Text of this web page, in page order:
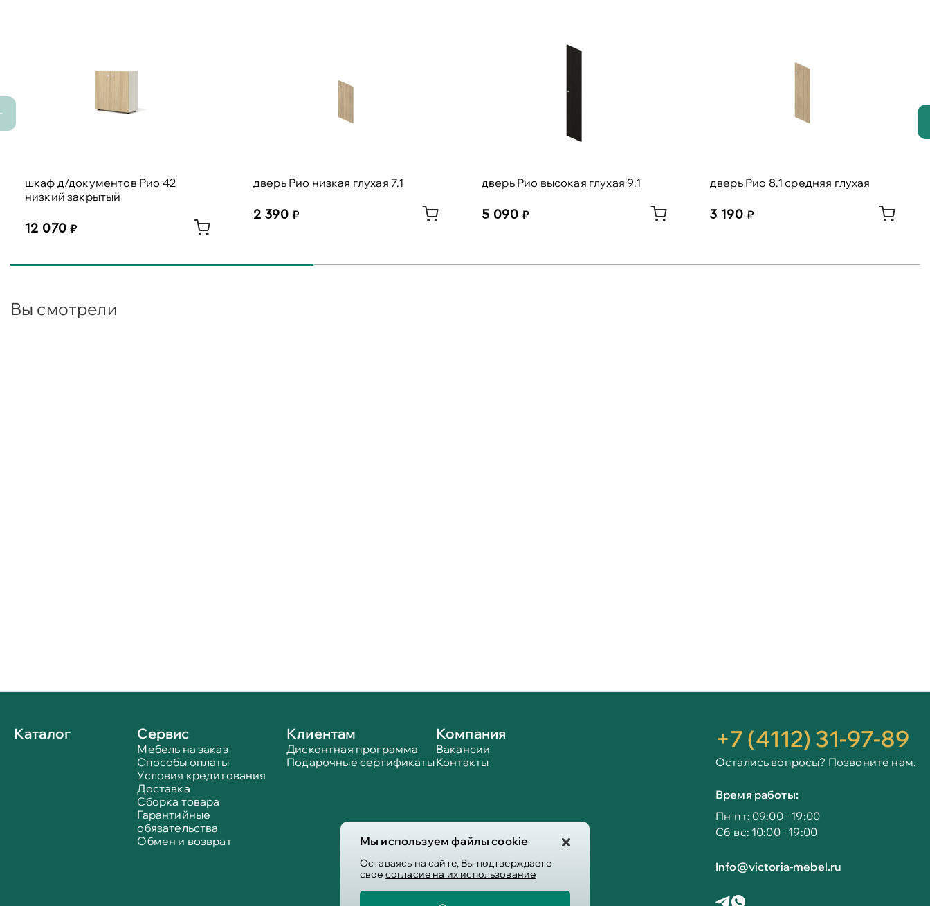
Мы используем файлы cookie
Оставаясь на сайте, Вы подтверждаете
свое согласие на их использование
шкаф д/документов Рио 42
низкий закрытый
12 070
дверь Рио низкая глухая 7.1
2 390
дверь Рио высокая глухая 9.1
5 090
дверь Рио 8.1 средняя глухая
3 190
Вы смотрели
Каталог Сервис
Мебель на заказ
Способы оплаты
Условия кредитования
Доставка
Сборка товара
Гарантийные
обязательства
Обмен и возврат
Клиентам
Дисконтная программа
Подарочные сертификаты
Компания
Вакансии
Контакты
+7 (4112) 31-97-89
Остались вопросы? Позвоните нам.
Время работы:
Пн-пт: 09:00 - 19:00
Сб-вс: 10:00 - 19:00
Info@victoria-mebel.ru